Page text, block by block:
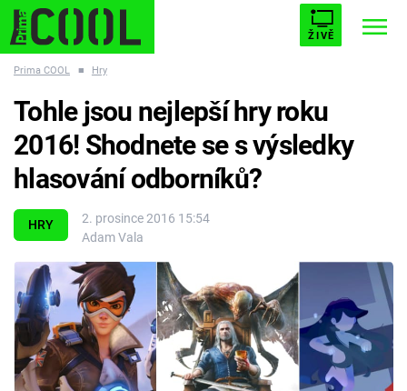
ŽIVĚ
ESCAPE PLNEJ KOTEL AVENGERS 5
Témata
Filmy
Seriály
Hry
Prima COOL ■ Hry
HRY
2. prosince 2016 15:54
Adam Vala
Tohle jsou nejlepší hry roku
2016! Shodnete se s výsledky
hlasování odborníků?